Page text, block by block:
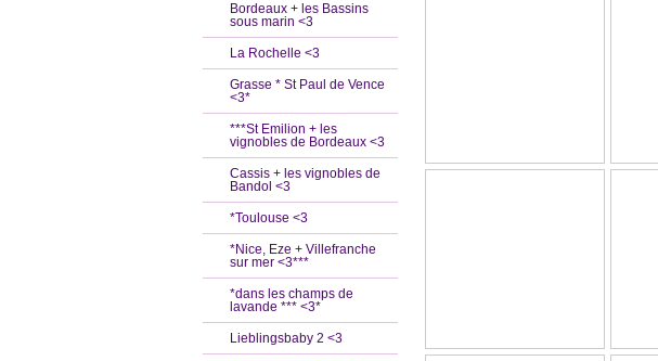
Bordeaux + les Bassins
sous marin <3
La Rochelle <3
Grasse * St Paul de Vence
<3*
***St Emilion + les
vignobles de Bordeaux <3
Cassis + les vignobles de
Bandol <3
*Toulouse <3
*Nice, Eze + Villefranche
sur mer <3***
*dans les champs de
lavande *** <3*
Lieblingsbaby 2 <3